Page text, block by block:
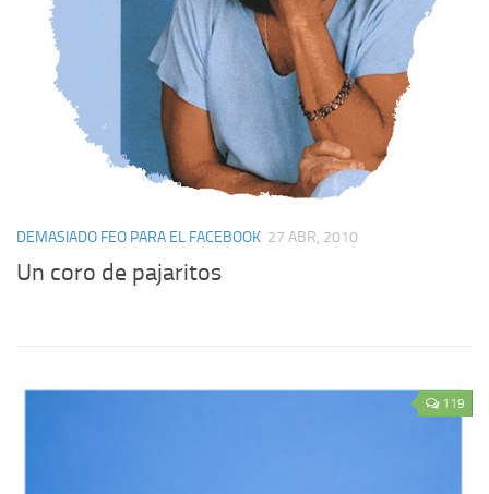
DEMASIADO FEO PARA EL FACEBOOK 27 ABR, 2010
Un coro de pajaritos
119